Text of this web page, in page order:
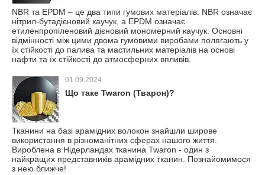
NBR та EPDM – це два типи гумових матеріалів. NBR означає
нітрил-бутадієновий каучук, а EPDM означає
етиленпропіленовий дієновий мономерний каучук. Основні
відмінності між цими двома гумовими виробами полягають у
їх стійкості до палива та мастильних матеріалів на основі
нафти та їх стійкості до атмосферних впливів.
01.09.2024
Що таке Twaron (Тварон)?
Тканини на базі арамідних волокон знайшли широве
використання в різноманітних сферах нашого життя.
Вироблена в Нідерландах тканина Twaron - один з
найкращих представників арамідних тканин. Познайомимося
з нею ближче!